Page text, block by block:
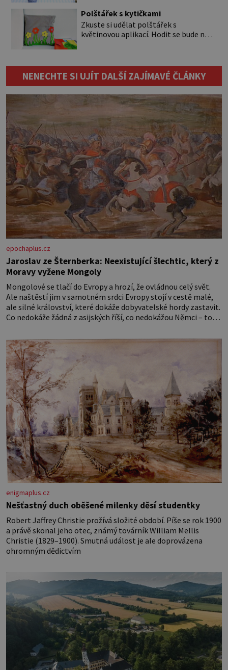
bicarbona. Je součástí kypřicího prášku
[…]
obraz. Při tomto tvoření vás navíc čeká
příjemná procházka po lese. Musíte si
přece nasbírat ty šišky. Nám se
Polštářek s kytičkami
Zkuste si udělat polštářek s
květinovou aplikací. Hodit se bude na
obdélníky bavlněného plátna (40×40 a
60×50), zip, odstřižky barevných filců
(dostanete v kutilských potřebách
nebo v galanterii), barevné nitě, popř
lepidlo na textil, kousek kartonu (na
šablony květů), ostré nůžky. Pokud
povlak na […]
NENECHTE SI UJÍT DALŠÍ ZAJÍMAVÉ ČLÁNKY
epochaplus.cz
Jaroslav ze Šternberka: Neexistující šlechtic, který z
Moravy vyžene Mongoly
Mongolové se tlačí do Evropy a hrozí, že ovládnou celý svět.
Ale naštěstí jim v samotném srdci Evropy stojí v cestě malé,
ale silné království, které dokáže dobyvatelské hordy zastavit.
Co nedokáže žádná z asijských říší, co nedokážou Němci – to
postupují podél Kaspického a Azovského moře,
enigmaplus.cz
Nešťastný duch oběšené milenky děsí studentky
Robert Jaffrey Christie prožívá složité období. Píše se rok 1900
a právě skonal jeho otec, známý továrník William Mellis
Christie (1829–1900). Smutná událost je ale doprovázena
ohromným dědictvím